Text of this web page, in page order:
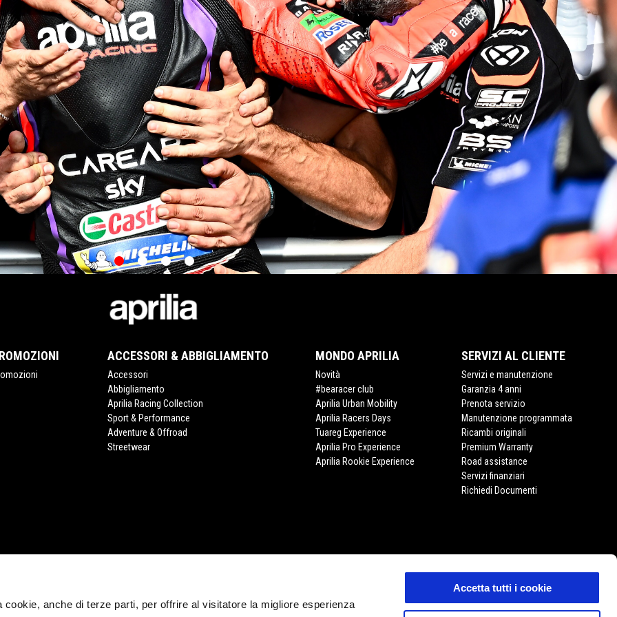
cookie, anche di terze parti, per offrire al visitatore la migliore esperienza
Accetta tutti i cookie
item
0
item
1
item
2
item
3
ACCESSORI & ABBIGLIAMENTO
Accessori
Abbigliamento
Aprilia Racing Collection
Sport & Performance
Adventure & Offroad
Streetwear
MONDO APRILIA
Novità
#bearacer club
Aprilia Urban Mobility
Aprilia Racers Days
Tuareg Experience
Aprilia Pro Experience
Aprilia Rookie Experience
SERVIZI AL CLIENTE
Servizi e manutenzione
Garanzia 4 anni
Prenota servizio
Manutenzione programmata
Ricambi originali
Premium Warranty
Road assistance
Servizi finanziari
Richiedi Documenti
CORPORATE APRILIA STORE